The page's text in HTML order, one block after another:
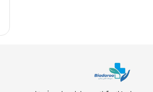
آپوویتال (Apovital)
فاسبل (Fassbel)